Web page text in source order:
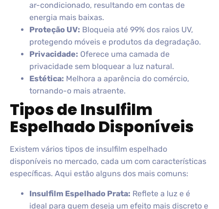
ar-condicionado, resultando em contas de
energia mais baixas.
Proteção UV: Bloqueia até 99% dos raios UV,
protegendo móveis e produtos da degradação.
Privacidade: Oferece uma camada de
privacidade sem bloquear a luz natural.
Estética: Melhora a aparência do comércio,
tornando-o mais atraente.
Tipos de Insulfilm
Espelhado Disponíveis
Existem vários tipos de insulfilm espelhado
disponíveis no mercado, cada um com características
específicas. Aqui estão alguns dos mais comuns:
Insulfilm Espelhado Prata: Reflete a luz e é
ideal para quem deseja um efeito mais discreto e